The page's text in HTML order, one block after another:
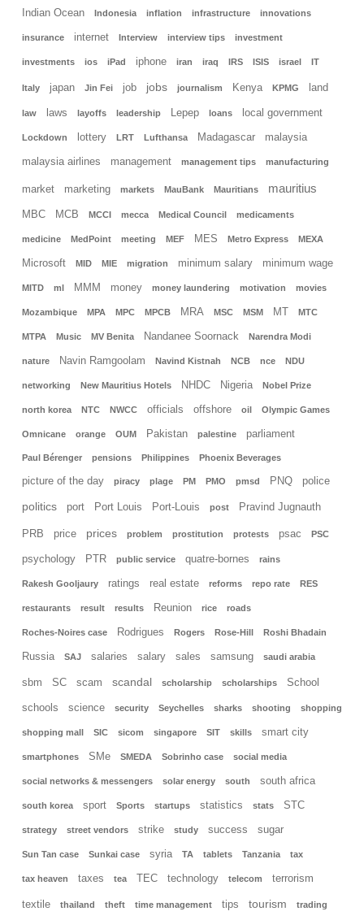
Indian Ocean Indonesia inflation infrastructure innovations
insurance internet Interview interview tips investment
investments ios iPad iphone iran iraq IRS ISIS israel IT
Italy japan Jin Fei job jobs journalism Kenya KPMG land
law laws layoffs leadership Lepep loans local government
Lockdown lottery LRT Lufthansa Madagascar malaysia
malaysia airlines management management tips manufacturing
market marketing markets MauBank Mauritians mauritius
MBC MCB MCCI mecca Medical Council medicaments
medicine MedPoint meeting MEF MES Metro Express MEXA
Microsoft MID MIE migration minimum salary minimum wage
MITD ml MMM money money laundering motivation movies
Mozambique MPA MPC MPCB MRA MSC MSM MT MTC
MTPA Music MV Benita Nandanee Soornack Narendra Modi
nature Navin Ramgoolam Navind Kistnah NCB nce NDU
networking New Mauritius Hotels NHDC Nigeria Nobel Prize
north korea NTC NWCC officials offshore oil Olympic Games
Omnicane orange OUM Pakistan palestine parliament
Paul Bérenger pensions Philippines Phoenix Beverages
picture of the day piracy plage PM PMO pmsd PNQ police
politics port Port Louis Port-Louis post Pravind Jugnauth
PRB price prices problem prostitution protests psac PSC
psychology PTR public service quatre-bornes rains
Rakesh Gooljaury ratings real estate reforms repo rate RES
restaurants result results Reunion rice roads
Roches-Noires case Rodrigues Rogers Rose-Hill Roshi Bhadain
Russia SAJ salaries salary sales samsung saudi arabia
sbm SC scam scandal scholarship scholarships School
schools science security Seychelles sharks shooting shopping
shopping mall SIC sicom singapore SIT skills smart city
smartphones SMe SMEDA Sobrinho case social media
social networks & messengers solar energy south south africa
south korea sport Sports startups statistics stats STC
strategy street vendors strike study success sugar
Sun Tan case Sunkai case syria TA tablets Tanzania tax
tax heaven taxes tea TEC technology telecom terrorism
textile thailand theft time management tips tourism trading